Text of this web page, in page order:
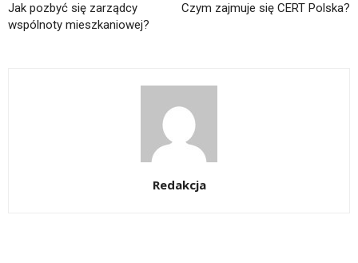
Jak pozbyć się zarządcy
wspólnoty mieszkaniowej?
Czym zajmuje się CERT Polska?
Redakcja